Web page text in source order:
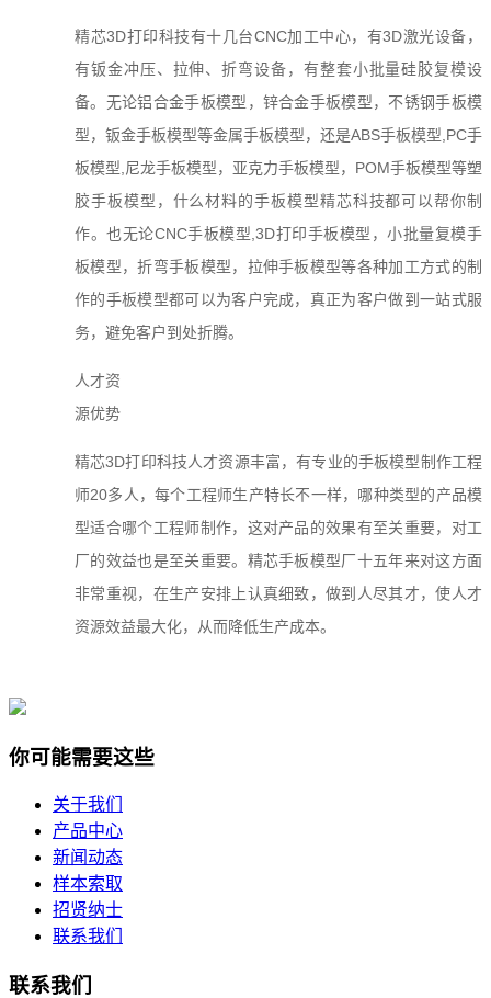
精芯3D打印科技有十几台CNC加工中心，有3D激光设备，
有钣金冲压、拉伸、折弯设备，有整套小批量硅胶复模设
备。无论铝合金手板模型，锌合金手板模型，不锈钢手板模
型，钣金手板模型等金属手板模型，还是ABS手板模型,PC手
板模型,尼龙手板模型，亚克力手板模型，POM手板模型等塑
胶手板模型，什么材料的手板模型精芯科技都可以帮你制
作。也无论CNC手板模型,3D打印手板模型，小批量复模手
板模型，折弯手板模型，拉伸手板模型等各种加工方式的制
作的手板模型都可以为客户完成，真正为客户做到一站式服
务，避免客户到处折腾。
人才资
源优势
精芯3D打印科技人才资源丰富，有专业的手板模型制作工程
师20多人，每个工程师生产特长不一样，哪种类型的产品模
型适合哪个工程师制作，这对产品的效果有至关重要，对工
厂的效益也是至关重要。精芯手板模型厂十五年来对这方面
非常重视，在生产安排上认真细致，做到人尽其才，使人才
资源效益最大化，从而降低生产成本。
你可能需要这些
关于我们
产品中心
新闻动态
样本索取
招贤纳士
联系我们
联系我们